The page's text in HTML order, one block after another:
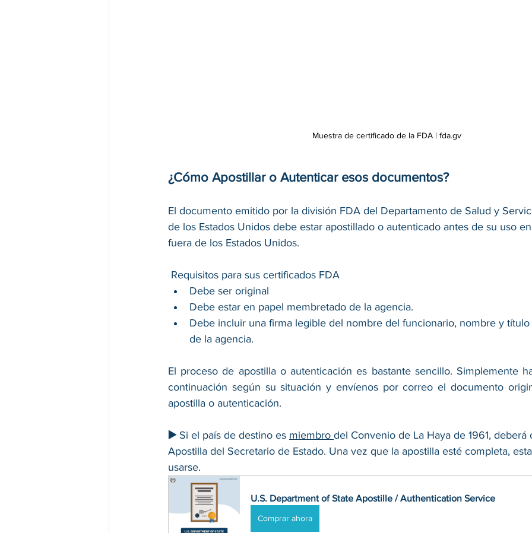
Muestra de certificado de la FDA | fda.gv
¿Cómo Apostillar o Autenticar esos documentos?
El documento emitido por la división FDA del Departamento de Salud y
de los Estados Unidos debe estar apostillado o autenticado antes de su uso
fuera de los Estados Unidos.
Requisitos para sus certificados FDA
Debe ser original
Debe estar en papel membretado de la agencia.
Debe incluir una firma legible del nombre del funcionario, nombre y
de la agencia.
El proceso de apostilla o autenticación es bastante sencillo. Simplemente
continuación según su situación y envíenos por correo el documento
apostilla o autenticación.
▶️ Si el país de destino es miembro del Convenio de La Haya de 1961,
Apostilla del Secretario de Estado. Una vez que la apostilla esté completa,
usarse.
U.S. Department of State Apostille / Authentication Service
Comprar ahora